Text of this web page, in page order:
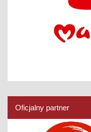
Oficjalny partner